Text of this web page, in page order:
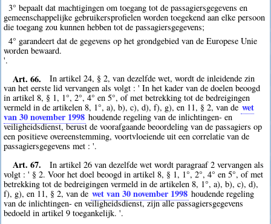
3° bepaalt dat machtigingen om toegang tot de passagiersgegevens en
gemeenschappelijke gebruikersprofielen worden toegekend aan elke persoon
die toegang zou kunnen hebben tot de passagiersgegevens;
4° garandeert dat de gegevens op het grondgebied van de Europese Unie
worden bewaard.
'.
Art. 66.
In artikel 24, § 2, van dezelfde wet, wordt de inleidende zin
van het eerste lid vervangen als volgt : ' In het kader van de doelen beoogd
in artikel 8, § 1, 1°, 2°, 4° en 5°, of met betrekking tot de bedreigingen
vermeld in de artikelen 8, 1°, a), b), c), d), f), g), en 11, § 2, van de wet
van 30 november 1998 houdende regeling van de inlichtingen- en
veiligheidsdienst, berust de voorafgaande beoordeling van de passagiers op
een positieve overeenstemming, voortvloeiende uit een correlatie van de
passagiersgegevens met : '.
Art. 67.
In artikel 26 van dezelfde wet wordt paragraaf 2 vervangen als
volgt : ' § 2. Voor het doel beoogd in artikel 8, § 1, 1°, 2°, 4° en 5°, of met
betrekking tot de bedreigingen vermeld in de artikelen 8, 1°, a), b), c), d),
f), g), en 11, § 2, van de wet van 30 november 1998 houdende regeling
van de inlichtingen- en veiligheidsdienst, zijn alle passagiersgegevens
bedoeld in artikel 9 toegankelijk. '.